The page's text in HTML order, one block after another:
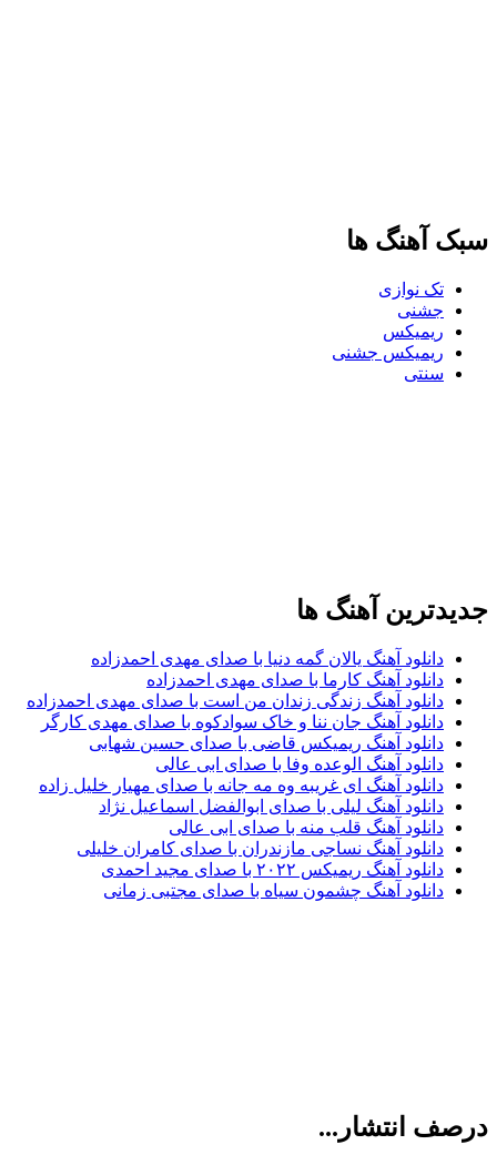
سبک آهنگ ها
تک نوازی
جشنی
ریمیکس
ریمیکس جشنی
سنتی
جدیدترین آهنگ ها
دانلود آهنگ یالان گمه دنیا با صدای مهدی احمدزاده
دانلود آهنگ کارما با صدای مهدی احمدزاده
دانلود آهنگ زندگی زندان من است با صدای مهدی احمدزاده
دانلود آهنگ جان ننا و خاک سوادکوه با صدای مهدی کارگر
دانلود آهنگ ریمیکس قاضی با صدای حسین شهابی
دانلود آهنگ الوعده وفا با صدای ابی عالی
دانلود آهنگ ای غریبه وه مه جانه با صدای مهیار خلیل زاده
دانلود آهنگ لیلی با صدای ابوالفضل اسماعیل نژاد
دانلود آهنگ قلب منه با صدای ابی عالی
دانلود آهنگ نساجی مازندران با صدای کامران خلیلی
دانلود آهنگ ریمیکس ۲۰۲۲ با صدای مجید احمدی
دانلود آهنگ چشمون سیاه با صدای مجتبی زمانی
درصف انتشار...